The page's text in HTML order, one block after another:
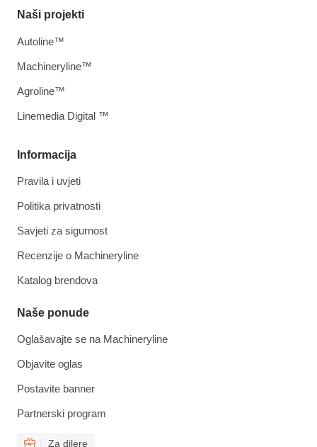
Informacija
Pravila i uvjeti
Politika privatnosti
Savjeti za sigurnost
Recenzije o Machineryline
Katalog brendova
Naše ponude
Oglašavajte se na Machineryline
Objavite oglas
Postavite banner
Partnerski program
Za dilere
Naši projekti
Autoline™
Machineryline™
Agroline™
Linemedia Digital ™